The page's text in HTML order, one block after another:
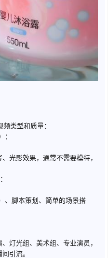
类型和质量：
：
光影效果，通常不需要模特，
：
、脚本策划、简单的场景搭
灯光组、美术组、专业演员，
引流。